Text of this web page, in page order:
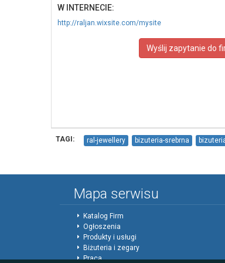
W INTERNECIE:
http://raljan.wixsite.com/mysite
Wyślij zapytanie do
TAGI: ral-jewellery bizuteria-srebrna
Mapa serwisu
Katalog Firm
Ogłoszenia
Produkty i usługi
Biżuteria i zegary
Praca